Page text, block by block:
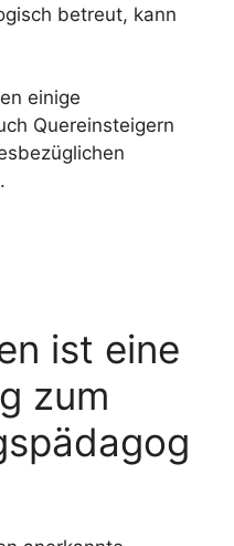
betreut, kann
einige
Quereinsteigern
ist eine
zum